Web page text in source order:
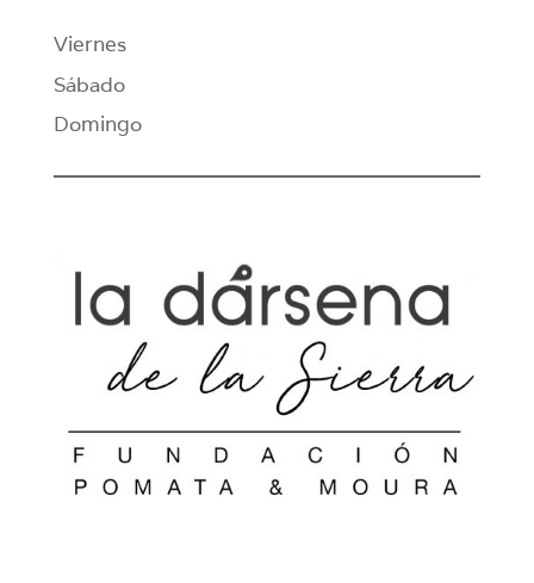
Viernes
Sábado
Domingo